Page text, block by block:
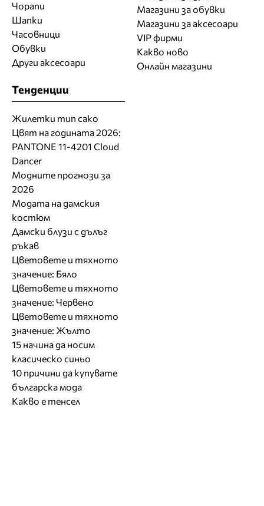
Чорапи
Шапки
Часовници
Обувки
Други аксесоари
Магазини за обувки
Магазини за aксесоари
VIP фирми
Какво ново
Онлайн магазини
Тенденции
Жилетки тип сако
Цвят на годината 2026:
PANTONE 11-4201 Cloud
Dancer
Модните прогнози за
2026
Модата на дамския
костюм
Дамски блузи с дълъг
ръкав
Цветовете и тяхното
значение: Бяло
Цветовете и тяхното
значение: Червено
Цветовете и тяхното
значение: Жълто
15 начина да носим
класическо синьо
10 причини да купувате
българска мода
Какво е тенсел